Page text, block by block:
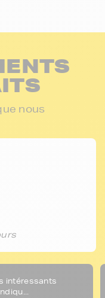
nous
intéressants